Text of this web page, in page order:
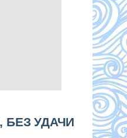
БЕЗ УДАЧИ